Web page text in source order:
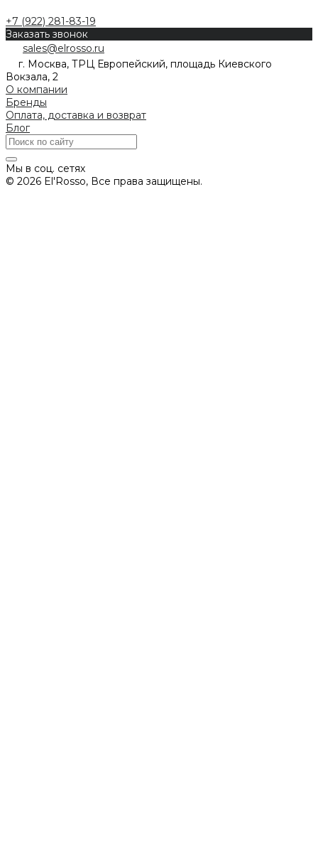
+7 (922) 281-83-19
Заказать звонок
sales@elrosso.ru
г. Москва, ТРЦ Европейский, площадь Киевского
Вокзала, 2
О компании
Бренды
Оплата, доставка и возврат
Блог
Мы в соц. сетях
© 2026 El'Rosso, Все права защищены.